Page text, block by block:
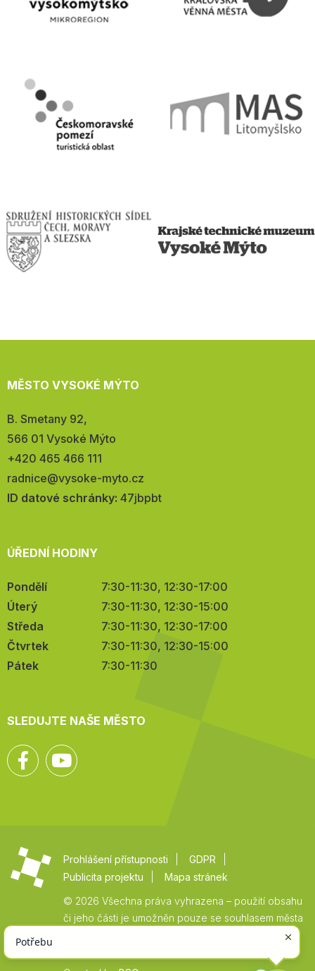
MĚSTO VYSOKÉ MÝTO
Adresa:
B. Smetany 92,
566 01 Vysoké Mýto
Telefon:
+420 465 466 111
E-
mail:
radnice@vysoke-myto.cz
ID datové schránky: 47jbpbt
ÚŘEDNÍ HODINY
Pondělí
7:30-11:30, 12:30-17:00
Úterý
7:30-11:30, 12:30-15:00
Středa
7:30-11:30, 12:30-17:00
Čtvrtek
7:30-11:30, 12:30-15:00
Pátek
7:30-11:30
SLEDUJTE NAŠE MĚSTO
Facebook
Prohlášení přístupnosti
GDPR
Publicita projektu
Mapa stránek
© 2026 Všechna práva vyhrazena – použití obsahu
či jeho části je umožněn pouze se souhlasem města